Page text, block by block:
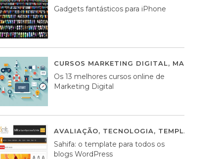
Gadgets fantásticos para iPhone
CURSOS MARKETING DIGITAL,
Os 13 melhores cursos online de
Marketing Digital
AVALIAÇÃO, TECNOLOGIA, TEMPLATES
Sahifa: o template para todos os
blogs WordPress